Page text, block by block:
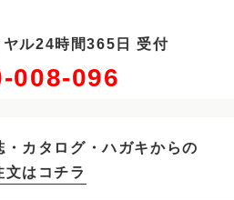
ヤル24時間365日 受付
008-096
カタログ・ハガキからの
文はコチラ